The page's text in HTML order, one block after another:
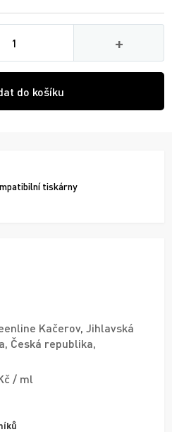
Množství
+
do košíku
tiskárny
Kačerov, Jihlavská
Česká republika,
/ ml